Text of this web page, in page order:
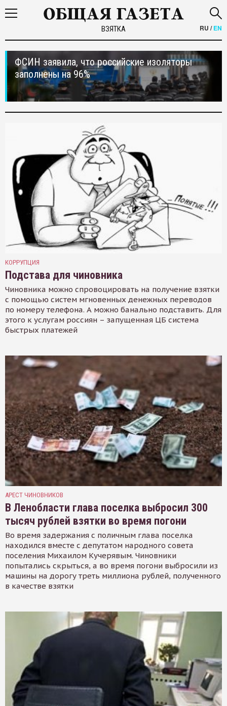
ВЗЯТКА RU /EN
ФСИН заявила, что российские изоляторы
заполнены на 96%
КОРРУПЦИЯ
Подстава для чиновника
Чиновника можно спровоцировать на получение взятки
с помощью систем мгновенных денежных переводов
по номеру телефона. А можно банально подставить. Для
этого к услугам россиян – запущенная ЦБ система
быстрых платежей
АРЕСТ ЧИНОВНИКОВ
В Ленобласти глава поселка выбросил 300
тысяч рублей взятки во время погони
Во время задержания с поличным глава поселка
находился вместе с депутатом народного совета
поселения Михаилом Кучерявым. Чиновники
попытались скрыться, а во время погони выбросили из
машины на дорогу треть миллиона рублей, полученного
в качестве взятки